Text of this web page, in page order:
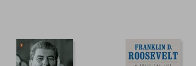
50%
dcto.
50%
dcto.